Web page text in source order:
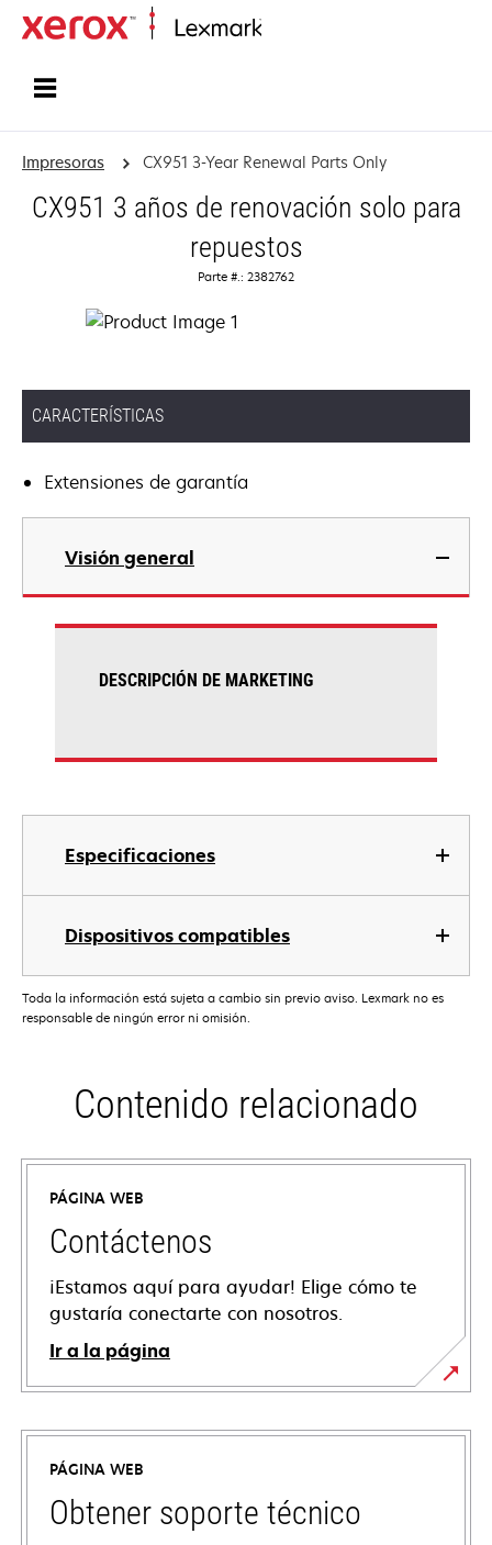
Impresoras CX951 3-Year Renewal Parts Only
CX951 3 años de renovación solo para
repuestos
Parte #.: 2382762
CARACTERÍSTICAS
Extensiones de garantía
Visión general
Especificaciones
Dispositivos compatibles
DESCRIPCIÓN DE MARKETING
Toda la información está sujeta a cambio sin previo aviso. Lexmark no es
responsable de ningún error ni omisión.
Contenido relacionado
PÁGINA WEB
Contáctenos
¡Estamos aquí para ayudar! Elige cómo te
gustaría conectarte con nosotros.
Ir a la página
PÁGINA WEB
Obtener soporte técnico